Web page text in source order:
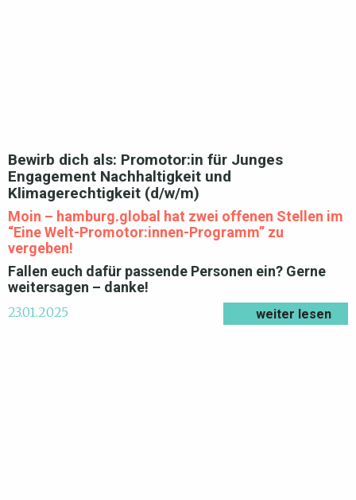
Bewirb dich als: Promotor:in für Junges
Engagement Nachhaltigkeit und
Klimagerechtigkeit (d/w/m)
Moin – hamburg.global hat zwei offenen Stellen im
“Eine Welt-Promotor:innen-Programm” zu
vergeben!
Fallen euch dafür passende Personen ein? Gerne
weitersagen – danke!
23.01.2025 weiter lesen